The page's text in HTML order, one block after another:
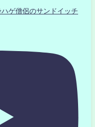
ゲ僧侶のサンドイッチ